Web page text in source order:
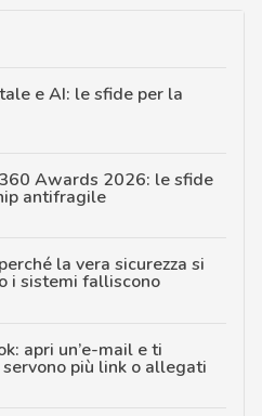
e AI: le sfide per la
Awards 2026: le sfide
antifragile
la vera sicurezza si
i sistemi falliscono
apri un’e-mail e ti
più link o allegati